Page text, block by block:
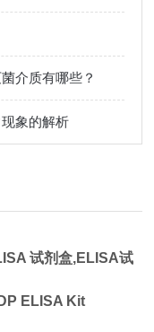
介质有哪些？
象的解析
试剂盒,ELISA试
ELISA Kit